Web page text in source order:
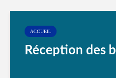
ACCUEIL
Réception des